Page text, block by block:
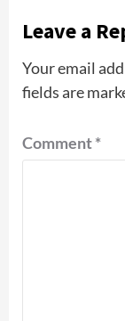
Leave a
Your email
fields are
Comment*